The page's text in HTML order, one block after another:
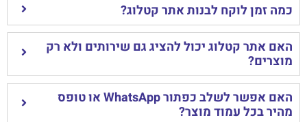
כמה זמן לוקח לבנות אתר קטלוג?
האם אתר קטלוג יכול להציג גם שירותים ולא רק
מוצרים?
האם אפשר לשלב כפתור WhatsApp או טופס
מהיר בכל עמוד מוצר?